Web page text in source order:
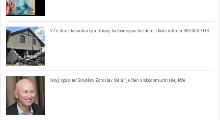
V Česku z fotovoltaiky a lítiovej batérie vybuchol dom, škoda takmer 300 000 EUR
Nový spasiteľ Slovákov Zoroslav Kollár je člen slobodomurárskej lóže